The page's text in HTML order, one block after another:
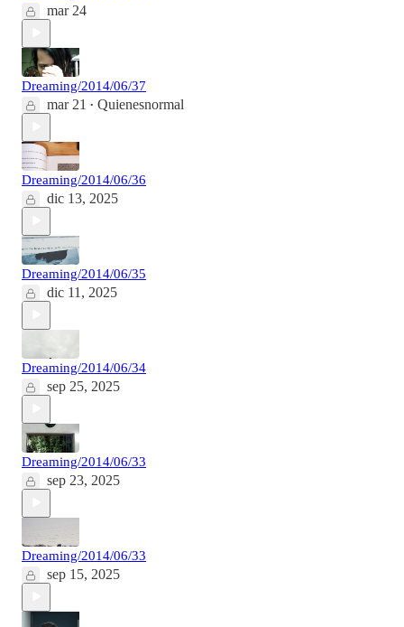
mar 24
Dreaming/2014/06/37
mar 21 • Quienesnormal
Dreaming/2014/06/36
dic 13, 2025
Dreaming/2014/06/35
dic 11, 2025
Dreaming/2014/06/34
sep 25, 2025
Dreaming/2014/06/33
sep 23, 2025
Dreaming/2014/06/33
sep 15, 2025